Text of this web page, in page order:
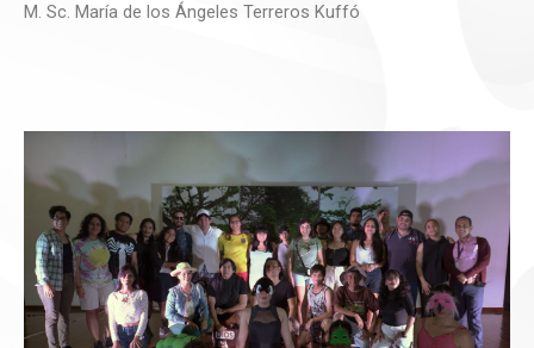
M. Sc. María de los Ángeles Terreros Kuffó